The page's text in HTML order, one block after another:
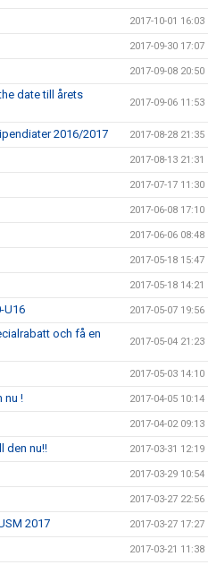
2017-10-01 16:03
2017-09-30 17:07
2017-09-08 20:50
date till årets
2017-09-06 11:53
2016/2017 2017-08-28 21:35
2017-08-13 21:31
2017-07-17 11:30
2017-06-08 17:10
2017-06-06 08:48
2017-05-18 15:47
2017-05-18 14:21
U16 2017-05-07 19:56
och få en
2017-05-04 21:23
2017-05-03 14:10
nu ! 2017-04-05 10:14
2017-04-02 09:13
den nu!! 2017-03-31 12:19
2017-03-29 10:54
2017-03-27 22:56
2017 2017-03-27 17:27
2017-03-21 11:38